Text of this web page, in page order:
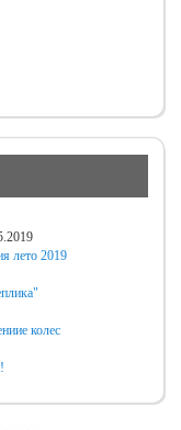
лето 2019
колес